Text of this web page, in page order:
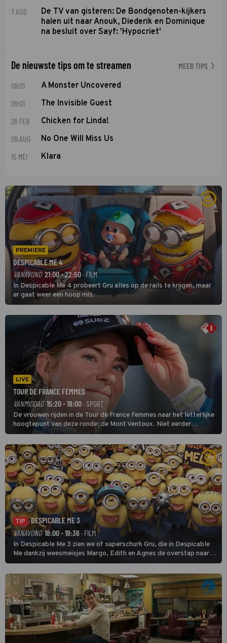
7 AUG
De TV van gisteren: De Bondgenoten-kijkers
halen uit naar Anouk, Diederik en Dominique
na besluit over Sayf: 'Hypocriet'
De nieuwste tips om te streamen MEER TIPS
09:01 A Monster Uncovered
09:01 The Invisible Guest
28 FEB Chicken for Linda!
09 AUG No One Will Miss Us
15 MEI Klara
PREMIERE
DESPICABLE ME 4
VANAVOND 21:00 - 22:50 · FILM
In Despicable Me 4 probeert Gru alles op de rails te krijgen, maar
er gaat weer een hoop mis.
LIVE
TOUR DE FRANCE FEMMES
VANMIDDAG 15:20 - 18:00 · SPORT
De vrouwen rijden in de Tour de France Femmes naar het letterlijke
hoogtepunt van deze ronde: de Mont Ventoux. Niet eerder
finishten de vrouwen voor deze koers op deze kale col uit de
buitencategorie. De aanloop naar de slotklim is vlak.
TIP
DESPICABLE ME 3
VANAVOND 18:00 - 19:36· FILM
In Despicable Me 3 zien we of superschurk Gru, die in Despicable
Me dankzij weesmeisjes Margo, Edith en Agnes de overstap naar
het rechte pad maakte, ook op dat pad weet te blijven.